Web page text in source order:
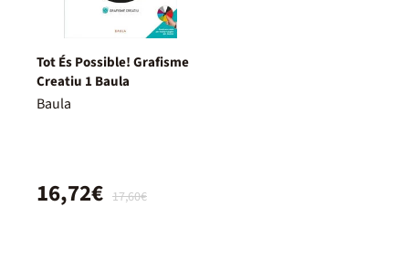
Tot És Possible! Grafisme
Creatiu 1 Baula
Baula
17,60€
16,72€